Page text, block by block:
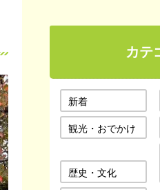
カテ
新着
観光・おでかけ
歴史・文化